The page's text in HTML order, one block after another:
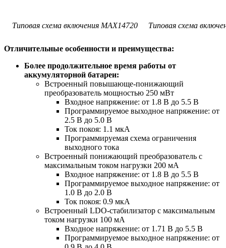
Типовая схема включения MAX14720 Типовая схема
Отличительные особенности и преимущества:
Более продолжительное время работы от
аккумуляторной батареи:
Встроенный повышающе-понижающий
преобразователь мощностью 250 мВт
Входное напряжение: от 1.8 В до 5.5 В
Программируемое выходное напряжение: от
2.5 В до 5.0 В
Ток покоя: 1.1 мкА
Программируемая схема ограничения
выходного тока
Встроенный понижающий преобразователь с
максимальным током нагрузки 200 мА
Входное напряжение: от 1.8 В до 5.5 В
Программируемое выходное напряжение: от
1.0 В до 2.0 В
Ток покоя: 0.9 мкА
Встроенный LDO-стабилизатор с максимальным
током нагрузки 100 мА
Входное напряжение: от 1.71 В до 5.5 В
Программируемое выходное напряжение: от